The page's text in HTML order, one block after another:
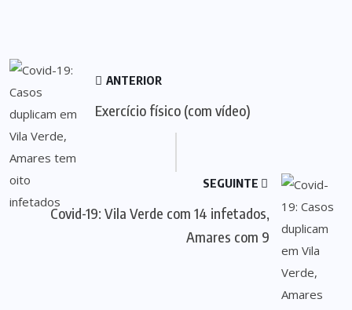
ANTERIOR
Exercício físico (com vídeo)
SEGUINTE
Covid-19: Vila Verde com 14 infetados,
Amares com 9